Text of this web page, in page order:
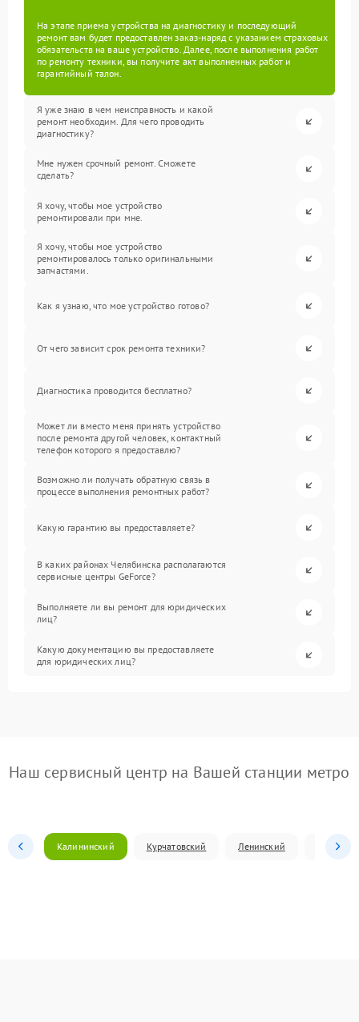
На этапе приема устройства на диагностику и последующий
ремонт вам будет предоставлен заказ-наряд с указанием страховых
обязательств на ваше устройство. Далее, после выполнения работ
по ремонту техники, вы получите акт выполненных работ и
гарантийный талон.
Я уже знаю в чем неисправность и какой
ремонт необходим. Для чего проводить
диагностику?
Мне нужен срочный ремонт. Сможете
сделать?
Я хочу, чтобы мое устройство
ремонтировали при мне.
Я хочу, чтобы мое устройство
ремонтировалось только оригинальными
запчастями.
Как я узнаю, что мое устройство готово?
От чего зависит срок ремонта техники?
Диагностика проводится бесплатно?
Может ли вместо меня принять устройство
после ремонта другой человек, контактный
телефон которого я предоставлю?
Возможно ли получать обратную связь в
процессе выполнения ремонтных работ?
Какую гарантию вы предоставляете?
В каких районах Челябинска располагаются
сервисные центры GeForce?
Выполняете ли вы ремонт для юридических
лиц?
Какую документацию вы предоставляете
для юридических лиц?
Наш сервисный центр на Вашей станции метро
Калининский Курчатовский Ленинский